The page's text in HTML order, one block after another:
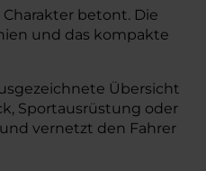
betont. Die
und das kompakte
Übersicht
Sportausrüstung oder
vernetzt den Fahrer